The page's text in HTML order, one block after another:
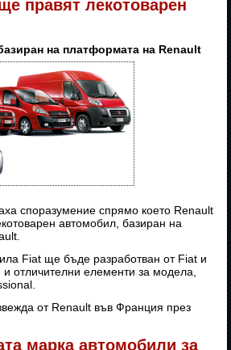
правят лекотоварен
на платформата на Renault
споразумение спрямо което Renault
автомобил, базиран на
Fiat ще бъде разработван от Fiat и
отличителни елементи за модела,
от Renault във Франция през
марка автомобили за